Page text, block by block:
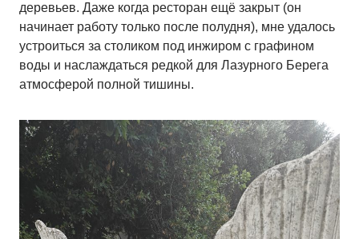
деревьев. Даже когда ресторан ещё закрыт (он
начинает работу только после полудня), мне удалось
устроиться за столиком под инжиром с графином
воды и наслаждаться редкой для Лазурного Берега
атмосферой полной тишины.